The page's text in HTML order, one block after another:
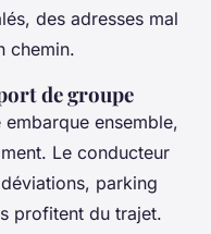
des adresses mal
chemin.
de groupe
ensemble,
Le conducteur
parking
profitent du trajet.